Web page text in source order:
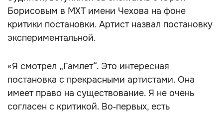
Борисовым в МХТ имени Чехова на фоне
критики постановки. Артист назвал постановку
экспериментальной.
«Я смотрел „Гамлет“. Это интересная
постановка с прекрасными артистами. Она
имеет право на существование. Я не очень
согласен с критикой. Во‑первых, есть